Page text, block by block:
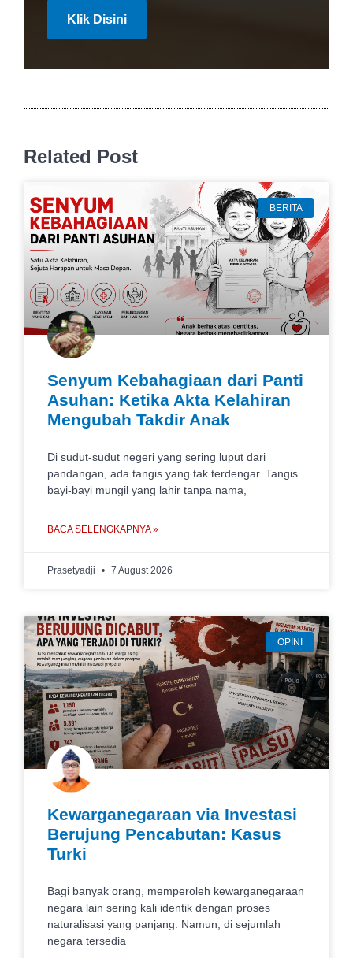
Klik Disini
Related Post
BERITA
Senyum Kebahagiaan dari Panti
Asuhan: Ketika Akta Kelahiran
Mengubah Takdir Anak
Di sudut-sudut negeri yang sering luput dari
pandangan, ada tangis yang tak terdengar. Tangis
bayi-bayi mungil yang lahir tanpa nama,
BACA SELENGKAPNYA »
Prasetyadji 7 August 2026
OPINI
Kewarganegaraan via Investasi
Berujung Pencabutan: Kasus
Turki
Bagi banyak orang, memperoleh kewarganegaraan
negara lain sering kali identik dengan proses
naturalisasi yang panjang. Namun, di sejumlah
negara tersedia